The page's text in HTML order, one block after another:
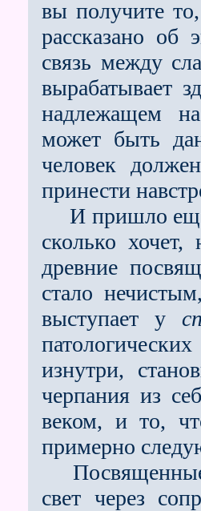
вы получите
рассказано об
связь между
вырабатывает
надлежащем
может быть
человек
принести
И пришло еще
сколько
древние
стало
выступает у
изнутри,
черпания из
веком, и то,
примерно
Посвященные
свет через